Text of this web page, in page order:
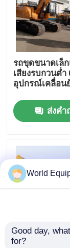
เกี่ยวกับเรา
ทัวร์โรงงาน
การควบคุมคุ
ติดต่อเรา
ข่าว
กรณี
รถขุดตีนตะ
รถขุดตีนตะขา
รถขุดขนาดเล็
เสียงรบกวนต่ำ
อุปกรณ์เคลื่อน
ส่งคำ
โครงนิรภัยยาง
World
Good day,
for?